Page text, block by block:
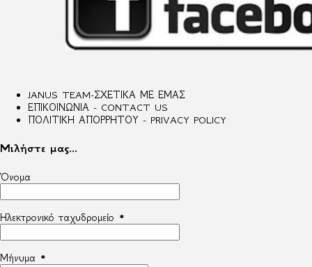
JANUS TEAM-ΣΧΕΤΙΚΑ ΜΕ ΕΜΑΣ
ΕΠΙΚΟΙΝΩΝΙΑ - CONTACT US
ΠΟΛΙΤΙΚΗ ΑΠΟΡΡΗΤΟΥ - PRIVACY POLICY
Μιλήστε μας...
Όνομα
Ηλεκτρονικό ταχυδρομείο *
Μήνυμα *